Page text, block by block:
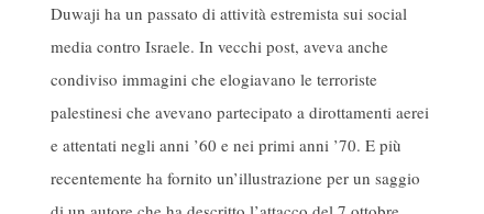
Duwaji ha un passato di attività estremista sui social
media contro Israele. In vecchi post, aveva anche
condiviso immagini che elogiavano le terroriste
palestinesi che avevano partecipato a dirottamenti aerei
e attentati negli anni ’60 e nei primi anni ’70. E più
recentemente ha fornito un’illustrazione per un saggio